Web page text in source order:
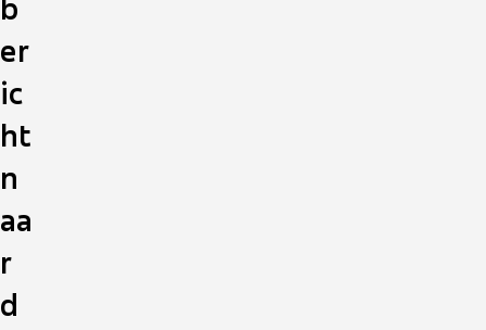
b
er
ic
ht
n
aa
r
d